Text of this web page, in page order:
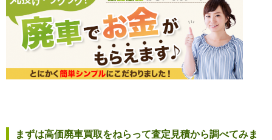
まずは高価廃車買取をねらって査定見積から調べてみま